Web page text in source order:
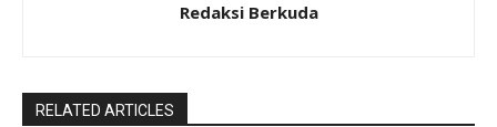
Redaksi Berkuda
RELATED ARTICLES